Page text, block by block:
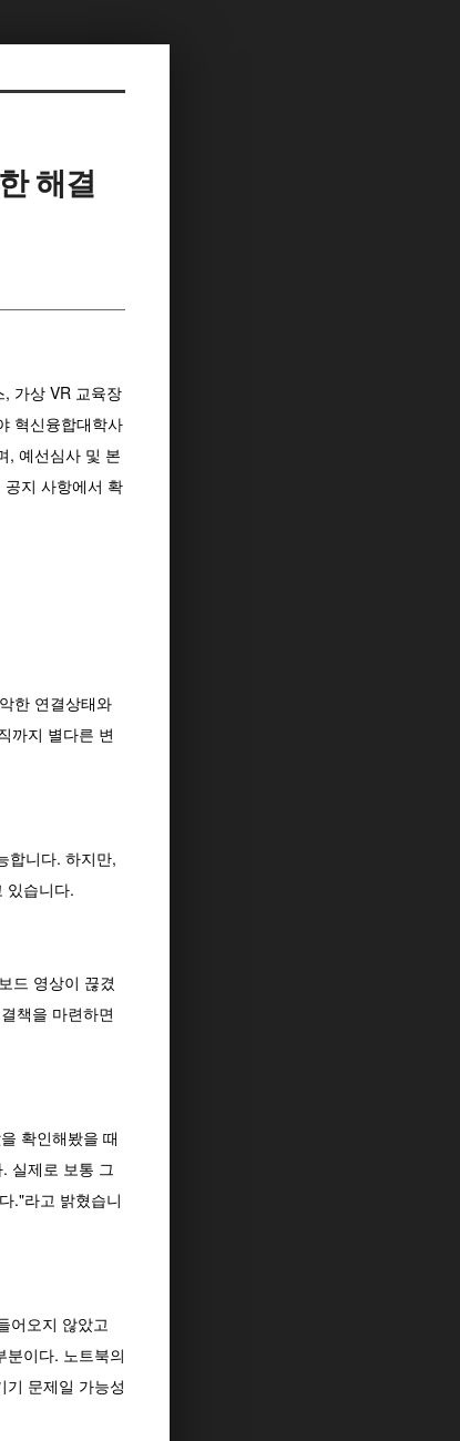
해결
가상 VR 교육장
혁신융합대학사
, 예선심사 및 본
지 사항에서 확
한 연결상태와
까지 별다른 변
합니다. 하지만,
있습니다.
드 영상이 끊겼
책을 마련하면
확인해봤을 때
실제로 보통 그
."라고 밝혔습니
어오지 않았고
이다. 노트북의
기 문제일 가능성